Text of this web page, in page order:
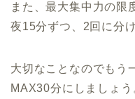
また、最大集中力の限
夜15分ずつ、 2回に分
大切なことなのでもう
MAX30分にしましょ